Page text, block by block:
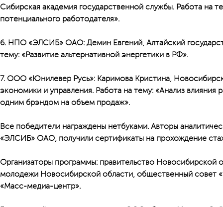
Сибирская академия государственной службы. Работа на
потенциального работодателя».
6. НПО «ЭЛСИБ» ОАО: Демин Евгений, Алтайский
тему: «Развитие альтернативной энергетики в РФ».
7. ООО «Юнилевер Русь»: Каримова Кристина,
экономики и управления. Работа на тему: «Анализ влияния
одним брэндом на объем продаж».
Все победители награждены нетбуками. Авторы
«ЭЛСИБ» ОАО, получили сертификаты на прохождение
Организаторы программы: правительство Новосибирской
молодежи Новосибирской области, общественный совет
«Масс-медиа-центр».